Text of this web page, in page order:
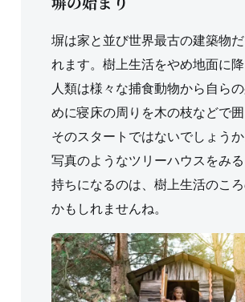
塀は家と並び世界最古の建築物
れます。樹上生活をやめ地面に
人類は様々な捕食動物から自ら
めに寝床の周りを木の枝などで
そのスタートではないでしょうか
写真のようなツリーハウスをみ
持ちになるのは、樹上生活のこ
かもしれませんね。